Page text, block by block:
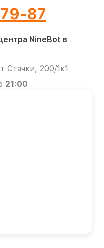
87
NineBot в
Стачки, 200/1к1
21:00